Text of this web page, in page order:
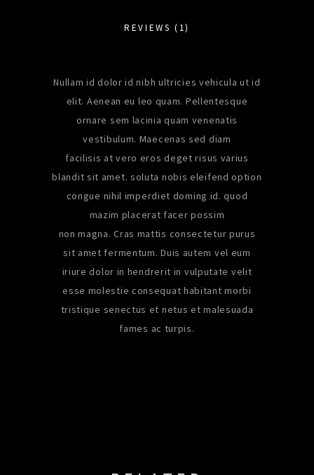
REVIEWS (1)
Nullam id dolor id nibh ultricies vehicula ut id
elit. Aenean eu leo quam. Pellentesque
ornare sem lacinia quam venenatis
vestibulum. Maecenas sed diam
facilisis at vero eros deget risus varius
blandit sit amet. soluta nobis eleifend option
congue nihil imperdiet doming id. quod
mazim placerat facer possim
non magna. Cras mattis consectetur purus
sit amet fermentum. Duis autem vel eum
iriure dolor in hendrerit in vulputate velit
esse molestie consequat habitant morbi
tristique senectus et netus et malesuada
fames ac turpis.